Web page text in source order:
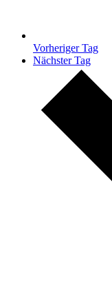
Vorheriger Tag
Nächster Tag